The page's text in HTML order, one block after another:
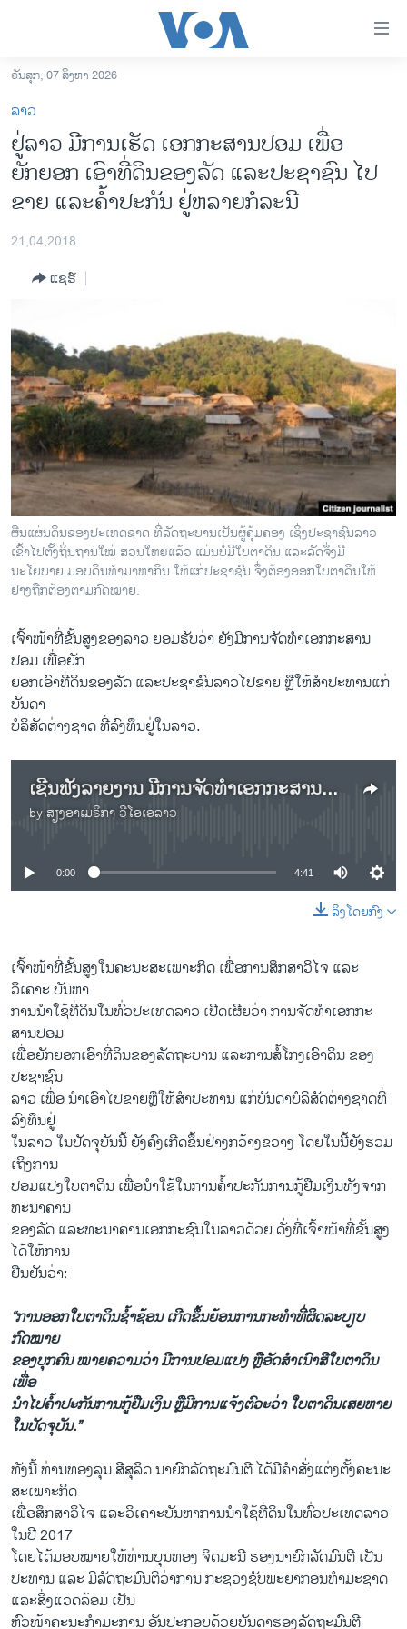
ເຂົ້າ
ຫາ
ຂ້າມ
ຂ້າມ
ຂ້າມ
ໄປ
ຫາ
ຊອກ
ລາວ
ອາເມຣິກາ
ການເລືອກຕັ້ງ ປະທານາທີບໍດີ ສະຫະລັດ 2024
ອິດສະຫຼະພາບດ້ານການຂ່າວ
ຊີວິດຊາວລາວ
ຊຸມຊົນຊາວລາວ
ວິທະຍາສາດ-ເທັກໂນໂລຈີ
ທຸລະກິດ
ພາສາອັງກິດ
ວີດີໂອ
ສຽງ
ລາຍການກະຈາຍສຽງ
ຕິດຕາມພວກເຮົາ ທີ່
ພາສາຕ່າງໆ
ວັນສຸກ, 07 ສິງຫາ 2026
ລາວ
ຢູ່ລາວ ມີການເຮັດ ເອກກະສານປອມ ເພື່ອ
ຍັກຍອກ ເອົາທີ່ດິນຂອງລັດ ແລະປະຊາຊົນ ໄປ
ຂາຍ ແລະຄ້ຳປະກັນ ຢູ່ຫລາຍກໍລະນີ
21,04,2018
ແຊຣ໌
ຜືນແຜ່ນດິນຂອງປະເທດຊາດ ທີ່ລັດຖະບານເປັນຜູ້ຄຸ້ມຄອງ ເຊິ່ງປະຊາຊົນລາວ
ເຂົ້າໄປຕັ້ງຖິ່ນຖານໃໝ່ ສ່ວນໃຫຍ່ແລ້ວ ແມ່ນບໍ່ມີໃບຕາດິນ ແລະລັດຈຶ່ງມີ
ນະໂຍບາຍ ມອບດິນທຳມາຫາກິນ ໃຫ້ແກ່ປະຊາຊົນ ຈຶ່ງຕ້ອງອອກໃບຕາດິນໃຫ້
ຢ່າງຖືກຕ້ອງຕາມກົດໝາຍ.
ເຈົ້າໜ້າທີ່ຂັ້ນສູງຂອງລາວ ຍອມຮັບວ່າ ຍັງມີການຈັດທຳເອກກະສານ
ປອມ ເພື່ອຍັກ
ຍອກເອົາທີ່ດິນຂອງລັດ ແລະປະຊາຊົນລາວໄປຂາຍ ຫຼືໃຫ້ສຳປະທານແກ່
ບັນດາ
ບໍລິສັດຕ່າງຊາດ ທີ່ລົງທຶນຢູ່ໃນລາວ.
ເຊີນຟັງລາຍງານ ມີການຈັດທຳເອກກະສານປອມ ເພື່ອຍັກຍອກ ເອົາທີ່ດິນຂອງລັດ ແລະປະຊາຊົນລາວ ໄປຂາຍ ແລະຄ້ຳປະກັນ
by ສຽງອາເມຣິກາ ວີໂອເອລາວ
No media source currently available
0:00 4:41
ລິງໂດຍກົງ
ເຈົ້າໜ້າທີ່ຂັ້ນສູງໃນຄະນະສະເພາະກິດ ເພື່ອການສຶກສາວິໄຈ ແລະ
ວິເຄາະ ບັນຫາ
ການນຳໃຊ້ທີ່ດິນໃນທົ່ວປະເທດລາວ ເປີດເຜີຍວ່າ ການຈັດທຳເອກກະ
ສານປອມ
ເພື່ອຍັກຍອກເອົາທີ່ດິນຂອງລັດຖະບານ ແລະການສໍ້ໂກງເອົາດິນ ຂອງ
ປະຊາຊົນ
ລາວ ເພື່ອ ນຳເອົາໄປຂາຍຫຼືໃຫ້ສຳປະທານ ແກ່ບັນດາບໍລິສັດຕ່າງຊາດທີ່
ລົງທຶນຢູ່
ໃນລາວ ໃນປັດຈຸບັນນີ້ ຍັງຄົງເກີດຂຶ້ນຢ່າງກວ້າງຂວາງ ໂດຍໃນນີ້ຍັງຮວມ
ເຖິງການ
ປອມແປງໃບຕາດິນ ເພື່ອນຳໃຊ້ໃນການຄ້ຳປະກັນການກູ້ຢືມເງິນທັງຈາກ
ທະນາຄານ
ຂອງລັດ ແລະທະນາຄານເອກກະຊົນໃນລາວດ້ວຍ ດັ່ງທີ່ເຈົ້າໜ້າທີ່ຂັ້ນສູງ
ໄດ້ໃຫ້ການ
ຢືນຢັນວ່າ:
“ການອອກໃບຕາດິນຊ້ຳຊ້ອນ ເກີດຂຶ້ນຍ້ອນການກະທຳທີ່ຜິດລະບຽບ
ກົດໝາຍ
ຂອງບຸກຄົນ ໝາຍຄວາມວ່າ ມີການປອມແປງ ຫຼືອັດສຳເນົາສີໃບຕາດິນ
ເພື່ອ
ນຳໄປຄ້ຳປະກັນການກູ້ຢືມເງິນ ຫຼືມີການແຈ້ງຕົວະວ່າ ໃບຕາດິນເສຍຫາຍ
ໃນປັດຈຸບັນ.”
ທັງນີ້ ທ່ານທອງລຸນ ສີສຸລິດ ນາຍົກລັດຖະມົນຕີ ໄດ້ມີຄຳສັ່ງແຕ່ງຕັ້ງຄະນະ
ສະເພາະກິດ
ເພື່ອສຶກສາວິໄຈ ແລະວິເຄາະບັນຫາການນຳໃຊ້ທີ່ດິນໃນທົ່ວປະເທດລາວ
ໃນປີ 2017
ໂດຍໄດ້ມອບໝາຍໃຫ້ທ່ານບຸນທອງ ຈິດມະນີ ຮອງນາຍົກລັດມົນຕີ ເປັນ
ປະທານ ແລະ ມີລັດຖະມົນຕີວ່າການ ກະຊວງຊັບພະຍາກອນທຳມະຊາດ
ແລະສິ່ງແວດລ້ອມ ເປັນ
ຫົວໜ້າຄະນະກຳມະການ ອັນປະກອບດ້ວຍບັນດາຮອງລັດຖະມົນຕີ